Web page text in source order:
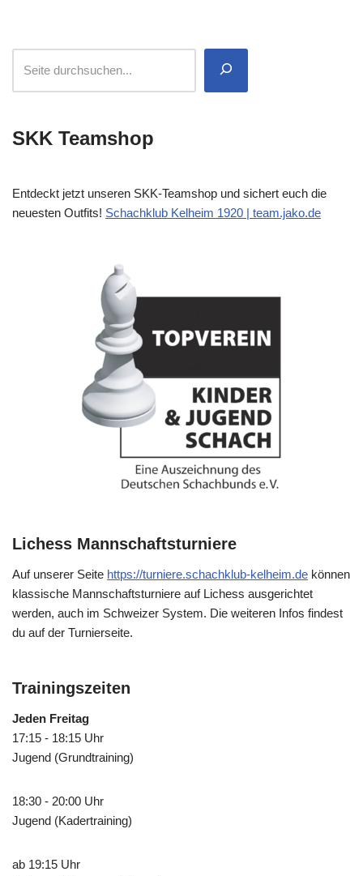
SKK Teamshop
Entdeckt jetzt unseren SKK-Teamshop und sichert euch die
neuesten Outfits! Schachklub Kelheim 1920 | team.jako.de
Lichess Mannschaftsturniere
Auf unserer Seite https://turniere.schachklub-kelheim.de können
klassische Mannschaftsturniere auf Lichess ausgerichtet
werden, auch im Schweizer System. Die weiteren Infos findest
du auf der Turnierseite.
Trainingszeiten
Jeden Freitag
17:15 - 18:15 Uhr
Jugend (Grundtraining)
18:30 - 20:00 Uhr
Jugend (Kadertraining)
ab 19:15 Uhr